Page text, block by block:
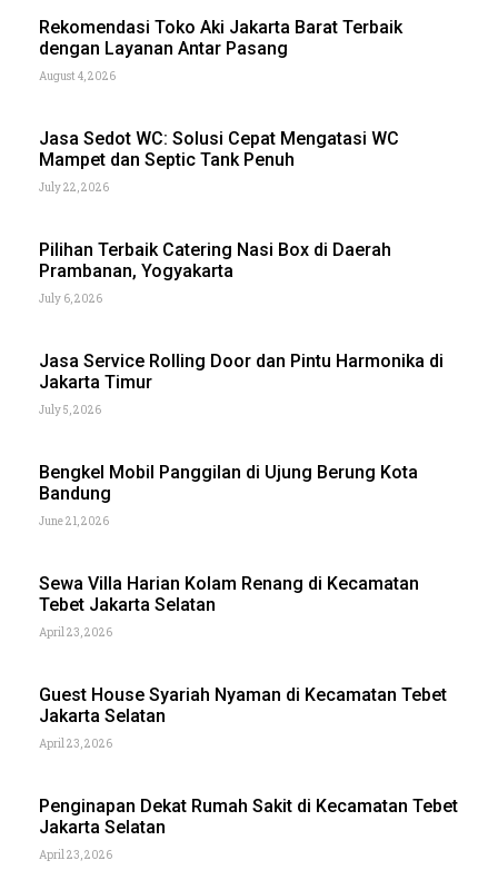
Rekomendasi Toko Aki Jakarta Barat Terbaik
dengan Layanan Antar Pasang
August 4, 2026
Jasa Sedot WC: Solusi Cepat Mengatasi WC
Mampet dan Septic Tank Penuh
July 22, 2026
Pilihan Terbaik Catering Nasi Box di Daerah
Prambanan, Yogyakarta
July 6, 2026
Jasa Service Rolling Door dan Pintu Harmonika di
Jakarta Timur
July 5, 2026
Bengkel Mobil Panggilan di Ujung Berung Kota
Bandung
June 21, 2026
Sewa Villa Harian Kolam Renang di Kecamatan
Tebet Jakarta Selatan
April 23, 2026
Guest House Syariah Nyaman di Kecamatan Tebet
Jakarta Selatan
April 23, 2026
Penginapan Dekat Rumah Sakit di Kecamatan Tebet
Jakarta Selatan
April 23, 2026